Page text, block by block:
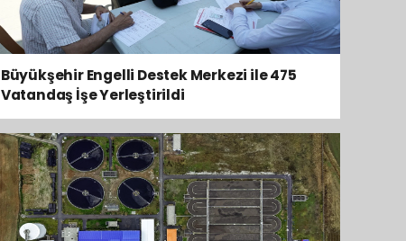
Büyükşehir Engelli Destek Merkezi ile 475
Vatandaş İşe Yerleştirildi